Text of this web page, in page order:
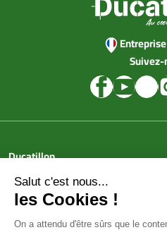
Suivez-
Ducatillon
Achat en ligne
Services